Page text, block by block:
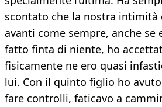
scontato che la nostra intimità
avanti come sempre, anche se
fatto finta di niente, ho
fisicamente ne ero quasi
lui. Con il quinto figlio ho
fare controlli, faticavo a